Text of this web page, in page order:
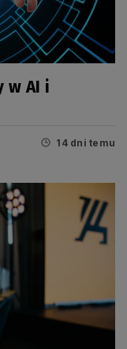
w AI i
14 dni temu